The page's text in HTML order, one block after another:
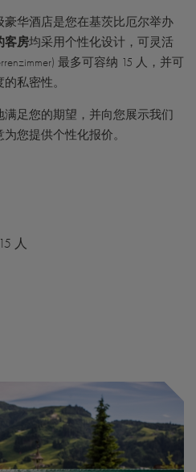
华酒店是您在基茨比厄尔举办
客房均采用个性化设计，可灵活
最多可容纳 15 人，并可
私密性。
足您的期望，并向您展示我们
您提供个性化报价。
人